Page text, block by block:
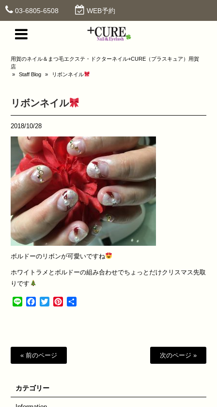
03-6805-6508 WEB予約
用賀のネイル＆まつ毛エクステ・ドクターネイル+CURE（プラスキュア）用賀
店
»
Staff Blog » リボンネイル
リボンネイル
2018/10/28
ボルドーのリボンが可愛いですね
ホワイトラメとボルドーの組み合わせでちょっとだけクリスマス先取
りです
Line Facebook
TwitterPinterest
« 前のページ 次のページ »
カテゴリー